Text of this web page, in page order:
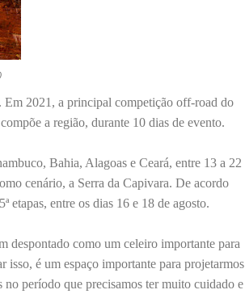
Em 2021, a principal competição off-road do
a região, durante 10 dias de evento.
Bahia, Alagoas e Ceará, entre 13 a 22
cenário, a Serra da Capivara. De acordo
etapas, entre os dias 16 e 18 de agosto.
despontado como um celeiro importante para
é um espaço importante para projetarmos
período que precisamos ter muito cuidado e